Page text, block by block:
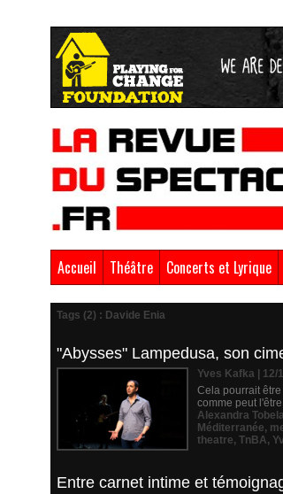
Accueil Théâtre Concerts et Lyrique
Tags (2) : Davide Enia
"Abysses" Lampedusa, son
Yves Kafka | 12/
Cela pourrait
comme peut
Alexandra
Méditerranée,
theatre, TnBA,
Entre carnet intime et